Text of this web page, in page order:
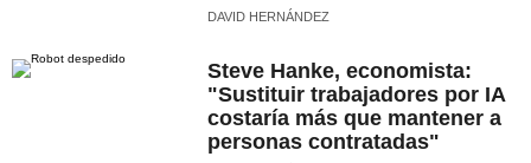
DAVID HERNÁNDEZ
Steve Hanke, economista:
"Sustituir trabajadores por IA
costaría más que mantener a
personas contratadas"